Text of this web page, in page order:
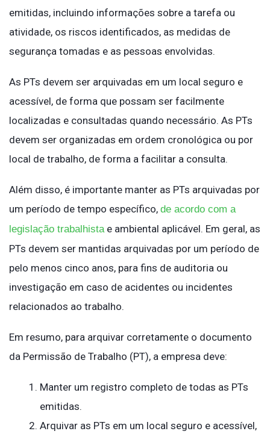
emitidas, incluindo informações sobre a tarefa ou
atividade, os riscos identificados, as medidas de
segurança tomadas e as pessoas envolvidas.
As PTs devem ser arquivadas em um local seguro e
acessível, de forma que possam ser facilmente
localizadas e consultadas quando necessário. As PTs
devem ser organizadas em ordem cronológica ou por
local de trabalho, de forma a facilitar a consulta.
Além disso, é importante manter as PTs arquivadas por
um período de tempo específico, de acordo com a
legislação trabalhista e ambiental aplicável. Em geral, as
PTs devem ser mantidas arquivadas por um período de
pelo menos cinco anos, para fins de auditoria ou
investigação em caso de acidentes ou incidentes
relacionados ao trabalho.
Em resumo, para arquivar corretamente o documento
da Permissão de Trabalho (PT), a empresa deve:
Manter um registro completo de todas as PTs
emitidas.
Arquivar as PTs em um local seguro e acessível,